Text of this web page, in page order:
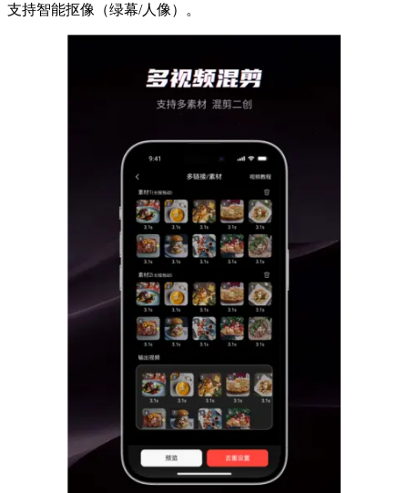
支持智能抠像（绿幕/人像）。